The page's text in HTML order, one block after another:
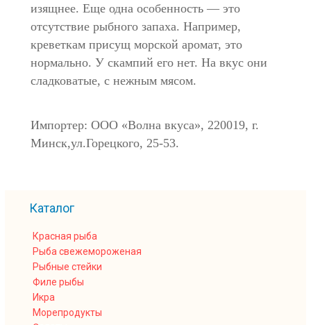
изящнее. Еще одна особенность — это
отсутствие рыбного запаха. Например,
креветкам присущ морской аромат, это
нормально. У скампий его нет. На вкус они
сладковатые, с нежным мясом.
Импортер: ООО «Волна вкуса», 220019, г.
Минск,ул.Горецкого, 25-53.
Каталог
Красная рыба
Рыба свежемороженая
Рыбные стейки
Филе рыбы
Икра
Морепродукты